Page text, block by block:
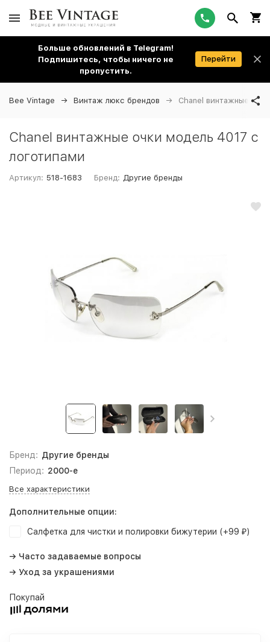
Больше обновлений в Telegram!
Подпишитесь, чтобы ничего не
пропустить.
Перейти
Bee Vintage Винтаж люкс брендов Chanel винтажные
Chanel винтажные очки модель 4017 с
логотипами
Артикул: 518-1683 Бренд: Другие бренды
Бренд: Другие бренды
Период: 2000-е
Все характеристики
Дополнительные опции:
Салфетка для чистки и полировки бижутерии (+99 ₽)
→ Часто задаваемые вопросы
→ Уход за украшениями
Покупай